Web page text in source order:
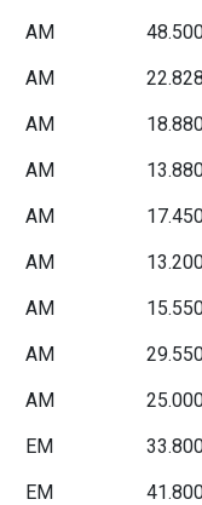
AM
AM
AM
AM
AM
AM
AM
AM
AM
EM
EM